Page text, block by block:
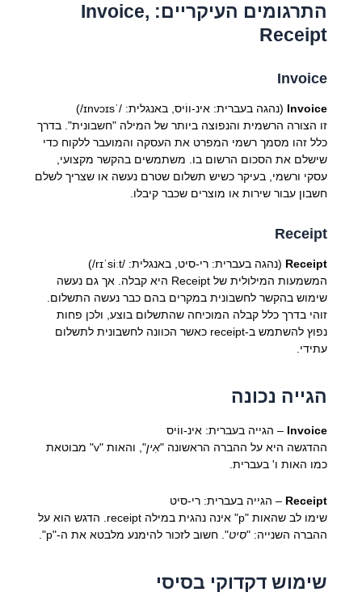
התרגומים העיקריים: Invoice,
Receipt
Invoice
Invoice (נהגה בעברית: אינ-ווֹיס, באנגלית: /ˈɪnvɔɪs/)
זו הצורה הרשמית והנפוצה ביותר של המילה "חשבונית". בדרך
כלל זהו מסמך רשמי המפרט את העסקה והמועבר ללקוח כדי
שישלם את הסכום הרשום בו. משתמשים בהקשר מקצועי,
עסקי ורשמי, בעיקר כשיש תשלום שטרם נעשה או שצריך לשלם
חשבון עבור שירות או מוצרים שכבר קיבלו.
Receipt
Receipt (נהגה בעברית: רי-סיט, באנגלית: /rɪˈsiːt/)
המשמעות המילולית של Receipt היא קבלה. אך גם נעשה
שימוש בהקשר לחשבונית במקרים בהם כבר נעשה התשלום.
זוהי בדרך כלל קבלה המוכיחה שהתשלום בוצע, ולכן פחות
נפוץ להשתמש ב-receipt כאשר הכוונה לחשבונית לתשלום
עתידי.
הגייה נכונה
Invoice – הגייה בעברית: אינ-ווֹיס
ההדגשה היא על ההברה הראשונה "אִין
", והאות "v" מבוטאת
כמו האות ו' בעברית.
Receipt – הגייה בעברית: רי-סיט
שימו לב שהאות "p" אינה נהגית במילה receipt. הדגש הוא על
ההברה השנייה: "סִיט". חשוב לזכור להימנע מלבטא את ה-"p".
שימוש דקדוקי בסיסי